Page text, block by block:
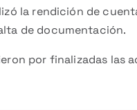
la rendición de
de documentación.
por finalizadas las